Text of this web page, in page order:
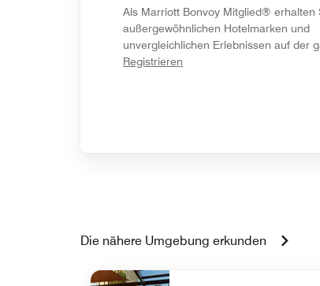
Als Marriott Bonvoy Mitglied® erhalten
außergewöhnlichen Hotelmarken und
unvergleichlichen Erlebnissen auf der
Registrieren
Die nähere Umgebung erkunden